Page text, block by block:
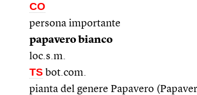
CO
persona importante
papavero bianco
loc.s.m.
TS bot.com.
pianta del genere Papavero